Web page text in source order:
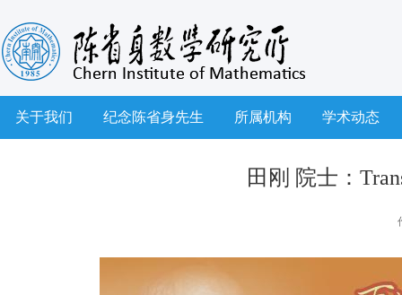
关于我们 纪念陈省身先生 所属机构 学术动态
田刚 院士：